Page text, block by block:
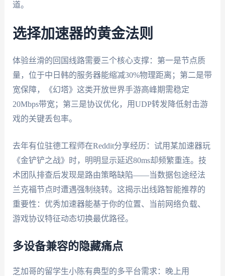
道。
选择加速器的黄金法则
体验丝滑的回国线路需要三个核心支撑：第一是节点质
量，位于中日韩的服务器能缩减30%物理距离；第二是带
宽保障，《幻塔》这类开放世界手游高峰期需稳定
20Mbps带宽；第三是协议优化，用UDP转发降低射击游
戏的关键丢包率。
去年有位驻德工程师在Reddit分享经历：试用某加速器玩
《金铲铲之战》时，明明显示延迟80ms却频繁重连。技
术团队排查后发现是路由策略缺陷——当数据包途经法
兰克福节点时遭遇强制绕转。这揭示出线路智能推荐的
重要性：优秀加速器能基于你的位置、当前网络负载、
游戏协议特征动态切换最优路径。
多设备兼容的隐藏痛点
芝加哥的留学生小陈有典型的多平台需求：晚上用